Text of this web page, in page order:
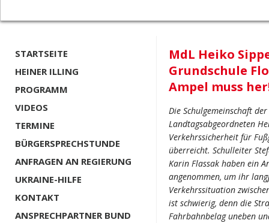
STARTSEITE
HEINER ILLING
PROGRAMM
VIDEOS
TERMINE
BÜRGERSPRECHSTUNDE
ANFRAGEN AN REGIERUNG
UKRAINE-HILFE
KONTAKT
ANSPRECHPARTNER BUND
MdL Heiko
Grundschule
Ampel muss
Die Schulgemeinschaft
Landtagsabgeordneten
Verkehrssicherheit für
überreicht. Schulleiter
Karin Flassak haben ein
angenommen, um ihr
Verkehrssituation
ist schwierig, denn die
Fahrbahnbelag uneben